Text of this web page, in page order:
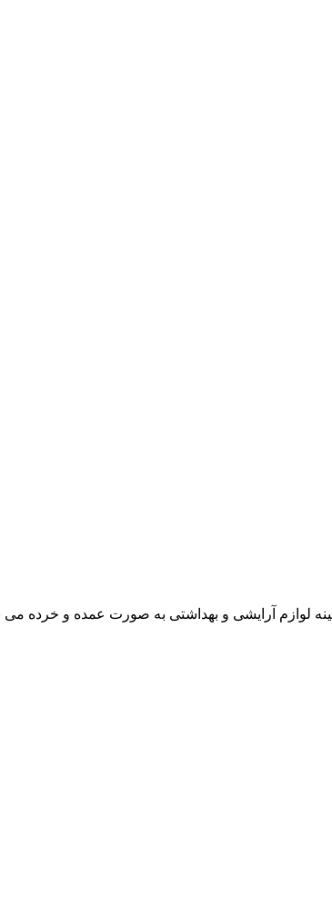
لوازم آرایشی و بهداشتی به صورت عمده و خرده می